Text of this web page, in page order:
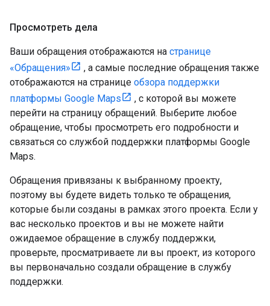
Просмотреть дела
Ваши обращения отображаются на странице
«Обращения»
, а самые последние обращения также
отображаются на странице обзора поддержки
платформы Google Maps
, с которой вы можете
перейти на страницу обращений. Выберите любое
обращение, чтобы просмотреть его подробности и
связаться со службой поддержки платформы Google
Maps.
Обращения привязаны к выбранному проекту,
поэтому вы будете видеть только те обращения,
которые были созданы в рамках этого проекта. Если у
вас несколько проектов и вы не можете найти
ожидаемое обращение в службу поддержки,
проверьте, просматриваете ли вы проект, из которого
вы первоначально создали обращение в службу
поддержки.